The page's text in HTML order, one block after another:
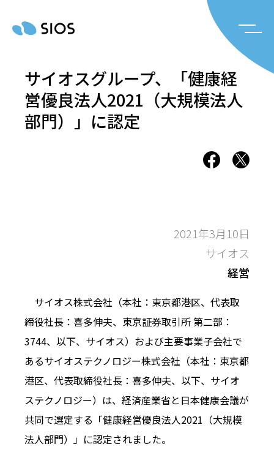
サイオスグループ、「健康経
営優良法人2021（大規模法人
部門）」に認定
2021年3月10日
サイオス
経営
サイオス株式会社（本社：東京都港区、代表取
締役社長：喜多伸夫、東京証券取引所 第二部：
3744、以下、サイオス）および主要事業子会社で
あるサイオステクノロジー株式会社（本社：東京都
港区、代表取締役社長：喜多伸夫、以下、サイオ
ステクノロジー）は、経済産業省と日本健康会議が
共同で選定する「健康経営優良法人2021（大規模
法人部門）」に認定されました。